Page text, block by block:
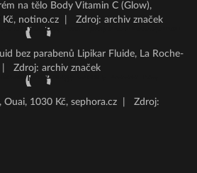
na tělo Body Vitamin C (Glow),
Kč, notino.cz
Zdroj: archiv značek
bez parabenů Lipikar Fluide, La Roche-
Zdroj: archiv značek
1030 Kč, sephora.cz
Zdroj: